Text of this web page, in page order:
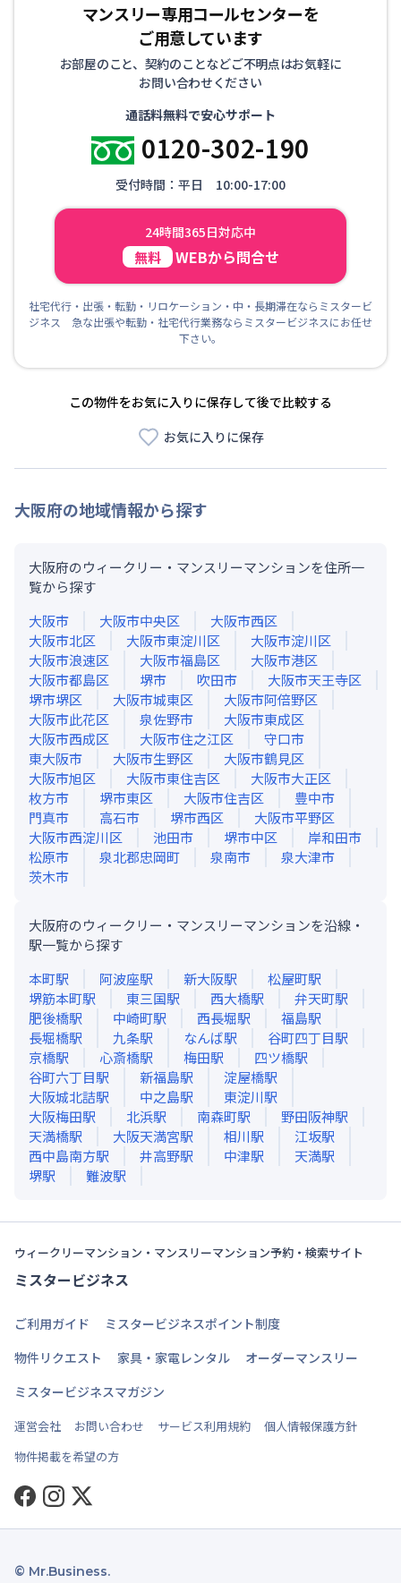
マンスリー専用コールセンターを
ご用意しています
お部屋のこと、契約のことなどご不明点はお気軽に
お問い合わせください
通話料無料で安心サポート
0120-302-190
受付時間：平日 10:00-17:00
24時間365日対応中
無料 WEBから問合せ
社宅代行・出張・転勤・リロケーション・中・長期滞在ならミスタービ
ジネス 急な出張や転勤・社宅代行業務ならミスタービジネスにお任せ
下さい。
この物件をお気に入りに保存して後で比較する
お気に入りに保存
大阪府の地域情報から探す
大阪府のウィークリー・マンスリーマンションを住所一
覧から探す
大阪市
大阪市中央区
大阪市西区
大阪市北区
大阪市東淀川区
大阪市淀川区
大阪市浪速区
大阪市福島区
大阪市港区
大阪市都島区
堺市 吹田市
大阪市天王寺区
堺市堺区
大阪市城東区
大阪市阿倍野区
大阪市此花区
泉佐野市
大阪市東成区
大阪市西成区
大阪市住之江区
守口市
東大阪市
大阪市生野区
大阪市鶴見区
大阪市旭区
大阪市東住吉区
大阪市大正区
枚方市
堺市東区 大阪市住吉区
豊中市
門真市
高石市 堺市西区
大阪市平野区
大阪市西淀川区
池田市 堺市中区
岸和田市
松原市
泉北郡忠岡町 泉南市
泉大津市
茨木市
大阪府のウィークリー・マンスリーマンションを沿線・
駅一覧から探す
本町駅 阿波座駅 新大阪駅 松屋町駅
堺筋本町駅 東三国駅 西大橋駅 弁天町駅
肥後橋駅 中崎町駅 西長堀駅 福島駅
長堀橋駅 九条駅 なんば駅 谷町四丁目駅
京橋駅 心斎橋駅 梅田駅 四ツ橋駅
谷町六丁目駅 新福島駅 淀屋橋駅
大阪城北詰駅 中之島駅 東淀川駅
大阪梅田駅 北浜駅 南森町駅 野田阪神駅
天満橋駅 大阪天満宮駅 相川駅 江坂駅
西中島南方駅 井高野駅 中津駅 天満駅
堺駅 難波駅
ウィークリーマンション・マンスリーマンション予約・検索サイト
ミスタービジネス
ご利用ガイド
ミスタービジネスポイント制度
物件リクエスト
家具・家電レンタル
オーダーマンスリー
ミスタービジネスマガジン
運営会社 お問い合わせ サービス利用規約
個人情報保護方針
物件掲載を希望の方
Facebook
Instagram
Twitter
© Mr.Business.